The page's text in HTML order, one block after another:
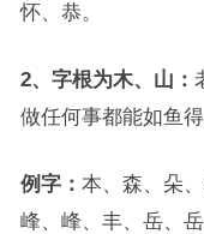
怀、恭。
2、字根为木、山：
做任何事都能如鱼
例字： 本、森、朵
峰、峰、丰、岳、